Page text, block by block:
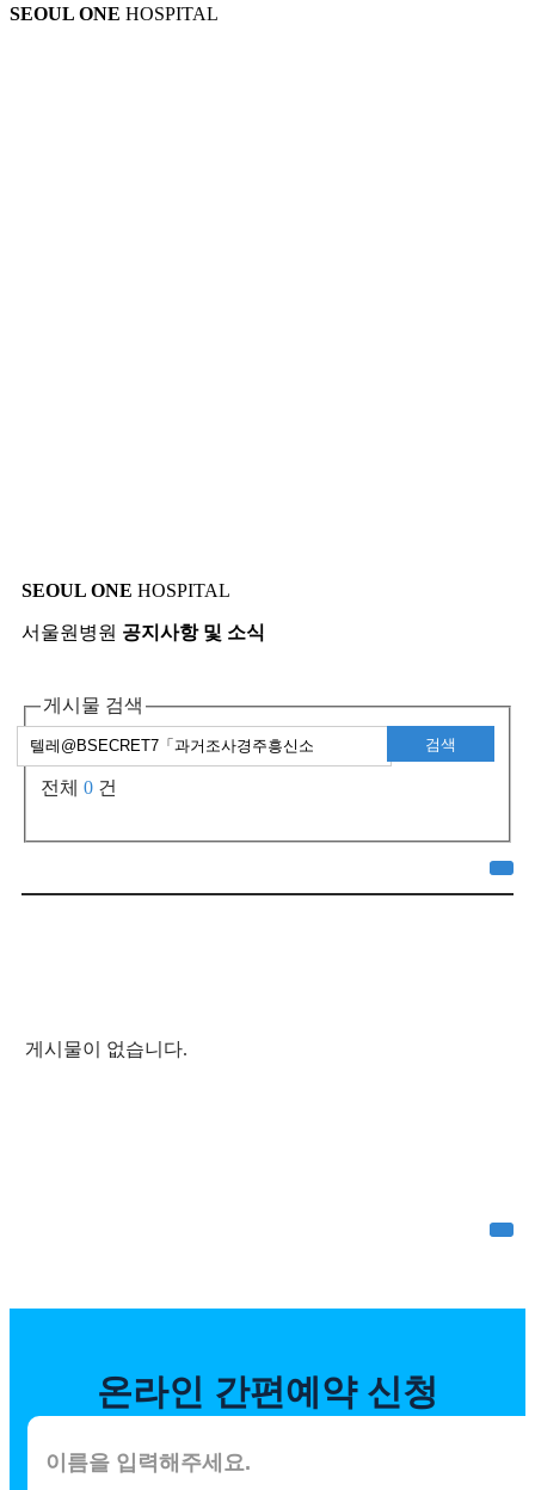
SEOUL ONE HOSPITAL
SEOUL ONE HOSPITAL
서울원병원 공지사항 및 소식
게시물 검색
검색
전체 0 건
게시물이 없습니다.
온라인 간편예약 신청